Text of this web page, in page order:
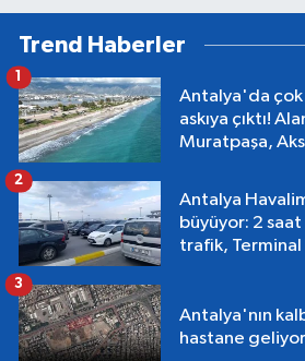
Trend Haberler
Antalya'da çok
askıya çıktı!
Muratpaşa,
1
Antalya
büyüyor: 2
trafik, Terminal
2
Antalya'nın
hastane
3